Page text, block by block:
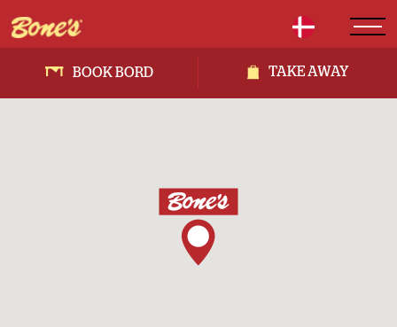
BOOK BORD TAKE AWAY